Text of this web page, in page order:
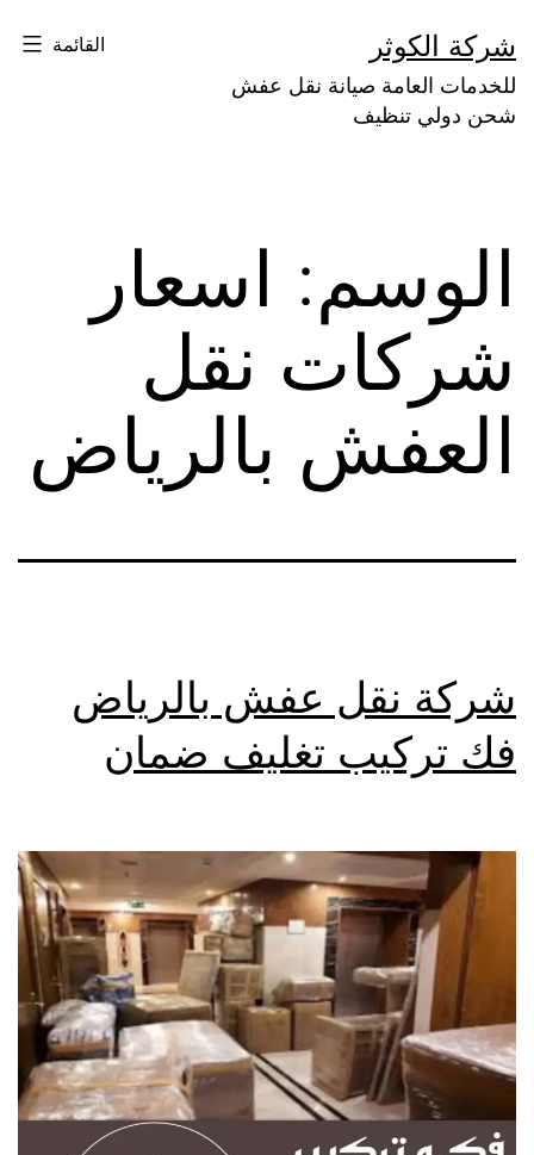
إلى
المحتوى
شركة الكوثر
للخدمات العامة صيانة نقل عفش
شحن دولي تنظيف
القائمة
الوسم: اسعار
شركات نقل
العفش بالرياض
شركة نقل عفش بالرياض
فك تركيب تغليف ضمان